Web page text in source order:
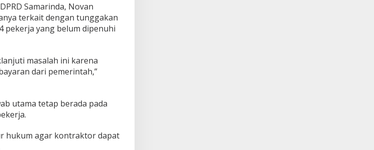
Samarinda, Novan
terkait dengan tunggakan
pekerja yang belum dipenuhi
masalah ini karena
dari pemerintah,”
utama tetap berada pada
hukum agar kontraktor dapat